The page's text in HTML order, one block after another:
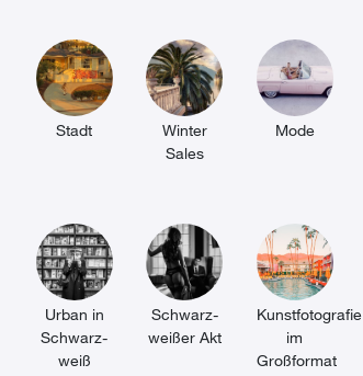
Stadt
Winter
Sales
Mode
Urban in
Schwarz-
weiß
Schwarz-
weißer Akt
Kunstfotografie
im
Großformat